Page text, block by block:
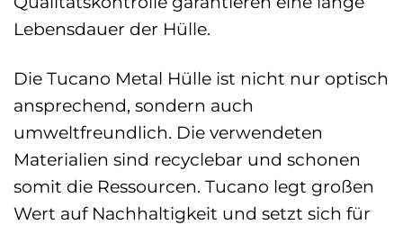
Lebensdauer der Hülle.
Die Tucano Metal Hülle ist nicht nur optisch
ansprechend, sondern auch
umweltfreundlich. Die verwendeten
Materialien sind recyclebar und schonen
somit die Ressourcen. Tucano legt großen
Wert auf Nachhaltigkeit und setzt sich für